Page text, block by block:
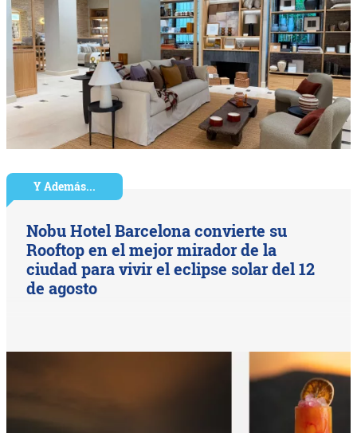
Y Además...
Nobu Hotel Barcelona convierte su
Rooftop en el mejor mirador de la
ciudad para vivir el eclipse solar del 12
de agosto